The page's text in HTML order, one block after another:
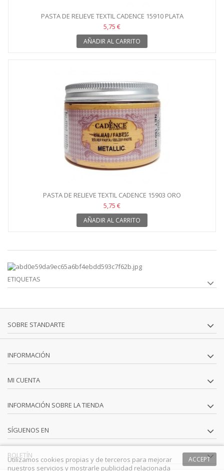
PASTA DE RELIEVE TEXTIL CADENCE 15910 PLATA
5,75 €
AÑADIR AL CARRITO
PASTA DE RELIEVE TEXTIL CADENCE 15903 ORO
5,75 €
AÑADIR AL CARRITO
ETIQUETAS
SOBRE STANDARTE
INFORMACIÓN
MI CUENTA
INFORMACIÓN SOBRE LA TIENDA
SÍGUENOS EN
BOLETÍN ACCEPT
Utilizamos cookies propias y de terceros para mejorar
nuestros servicios y mostrarle publicidad relacionada